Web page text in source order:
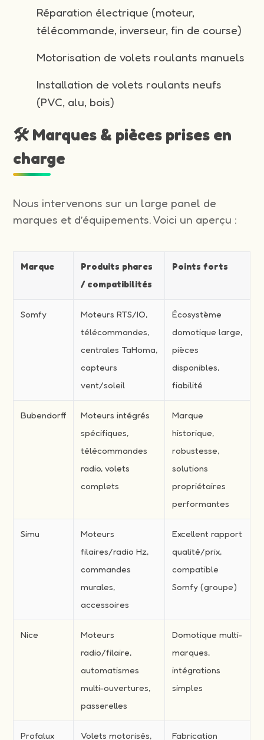
Réparation électrique (moteur,
télécommande, inverseur, fin de course)
Motorisation de volets roulants manuels
Installation de volets roulants neufs
(PVC, alu, bois)
🛠️ Marques & pièces prises en
charge
Nous intervenons sur un large panel de
marques et d’équipements. Voici un aperçu :
Marque
Produits phares
/ compatibilités
Points forts
Somfy
Moteurs RTS/IO,
télécommandes,
centrales TaHoma,
capteurs
vent/soleil
Écosystème
domotique large,
pièces
disponibles,
fiabilité
Bubendorff
Moteurs intégrés
spécifiques,
télécommandes
radio, volets
complets
Marque
historique,
robustesse,
solutions
propriétaires
performantes
Simu
Moteurs
filaires/radio Hz,
commandes
murales,
accessoires
Excellent rapport
qualité/prix,
compatible
Somfy (groupe)
Nice
Moteurs
radio/filaire,
automatismes
multi-ouvertures,
passerelles
Domotique multi-
marques,
intégrations
simples
Profalux Volets motorisés, Fabrication